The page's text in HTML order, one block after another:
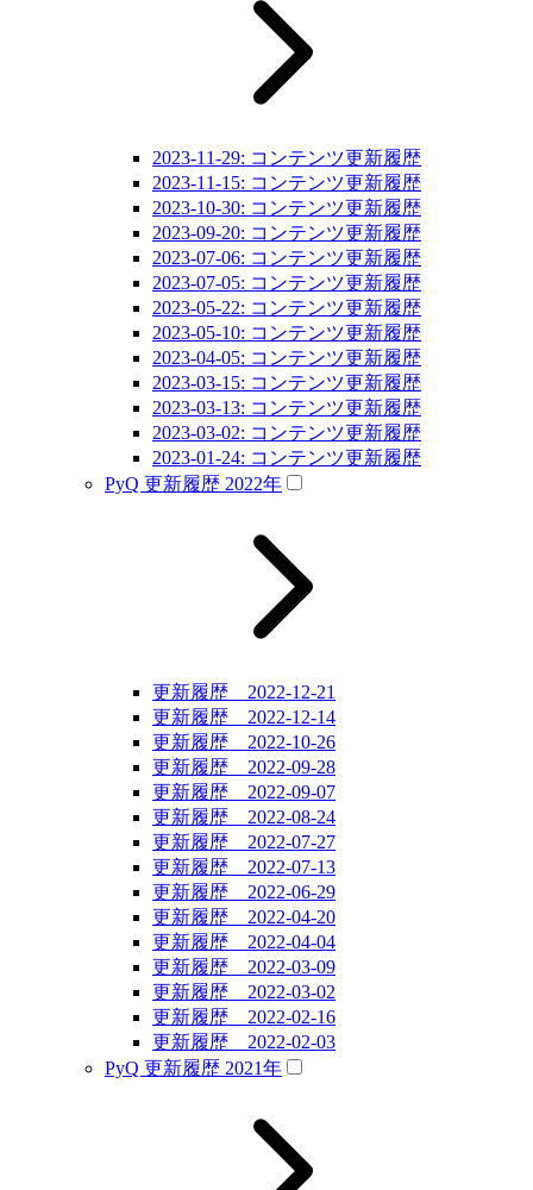
2023-11-29: コンテンツ更新履歴
2023-11-15: コンテンツ更新履歴
2023-10-30: コンテンツ更新履歴
2023-09-20: コンテンツ更新履歴
2023-07-06: コンテンツ更新履歴
2023-07-05: コンテンツ更新履歴
2023-05-22: コンテンツ更新履歴
2023-05-10: コンテンツ更新履歴
2023-04-05: コンテンツ更新履歴
2023-03-15: コンテンツ更新履歴
2023-03-13: コンテンツ更新履歴
2023-03-02: コンテンツ更新履歴
2023-01-24: コンテンツ更新履歴
PyQ 更新履歴 2022年
更新履歴 2022-12-21
更新履歴 2022-12-14
更新履歴 2022-10-26
更新履歴 2022-09-28
更新履歴 2022-09-07
更新履歴 2022-08-24
更新履歴 2022-07-27
更新履歴 2022-07-13
更新履歴 2022-06-29
更新履歴 2022-04-20
更新履歴 2022-04-04
更新履歴 2022-03-09
更新履歴 2022-03-02
更新履歴 2022-02-16
更新履歴 2022-02-03
PyQ 更新履歴 2021年